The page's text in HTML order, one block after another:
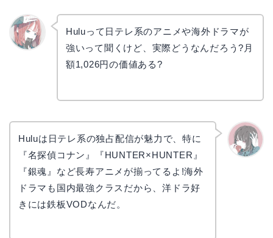
Huluって日テレ系のアニメや海外ドラマが
強いって聞くけど、実際どうなんだろう?月
額1,026円の価値ある?
Huluは日テレ系の独占配信が魅力で、特に
『名探偵コナン』『HUNTER×HUNTER』
『銀魂』など長寿アニメが揃ってるよ!海外
ドラマも国内最強クラスだから、洋ドラ好
きには鉄板VODなんだ。